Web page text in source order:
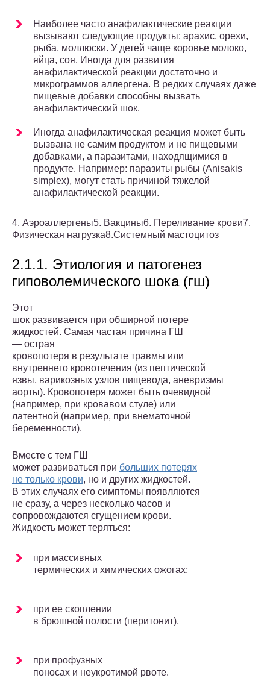
Наиболее часто анафилактические реакции
вызывают следующие продукты: арахис, орехи,
рыба, моллюски. У детей чаще коровье молоко,
яйца, соя. Иногда для развития
анафилактической реакции достаточно и
микрограммов аллергена. В редких случаях даже
пищевые добавки способны вызвать
анафилактический шок.
Иногда анафилактическая реакция может быть
вызвана не самим продуктом и не пищевыми
добавками, а паразитами, находящимися в
продукте. Например: паразиты рыбы (Anisakis
simplex), могут стать причиной тяжелой
анафилактической реакции.
4. Аэроаллергены5. Вакцины6. Переливание крови7.
Физическая нагрузка8.Системный мастоцитоз
2.1.1. Этиология и патогенез
гиповолемического шока (гш)
Этот
шок развивается при обширной потере
жидкостей. Самая ча­стая причина ГШ
— острая
кровопотеря в результате травмы или
внутреннего кровотечения (из пептической
язвы, варикозных узлов пищевода, аневризмы
аорты). Кровопотеря может быть очевидной
(например, при кровавом стуле) или
латентной (например, при вне­маточной
беременности).
Вместе с тем ГШ
может развиваться при больших потерях
не только крови, но и других жидкостей.
В этих случаях его симптомы появляются
не сразу, а через несколько часов и
сопровождаются сгу­щением крови.
Жидкость может теряться:
при массивных
термических и химических ожогах;
при ее скоплении
в брюшной полости (перитонит).
при профузных
поносах и неукротимой рвоте.